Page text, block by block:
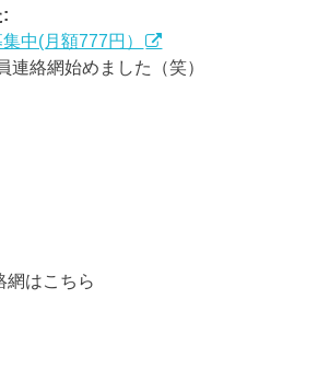
中(月額777円）
絡網始めました（笑）
網はこちら